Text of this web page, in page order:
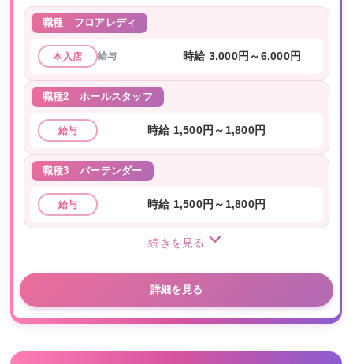
職種 フロアレディ
本入店 給与 時給 3,000円～6,000円
職種2 ホールスタッフ
給与 時給 1,500円～1,800円
職種3 バーテンダー
給与 時給 1,500円～1,800円
続きを見る
詳細を見る